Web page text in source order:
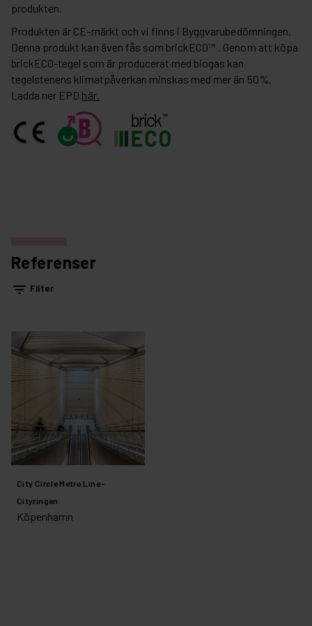
produkten.
Produkten är CE-märkt och vi finns i Byggvarubedömningen.
Denna produkt kan även fås som brickECO™ . Genom att köpa
brickECO-tegel som är producerat med biogas kan
tegelstenens klimatpåverkan minskas med mer än 50%.
Ladda ner EPD här.
Referenser
filter_list Filter
City Circle Metro Line -
Cityringen
Köpenhamn